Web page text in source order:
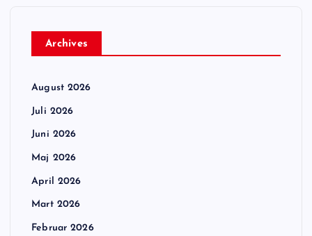
Archives
August 2026
Juli 2026
Juni 2026
Maj 2026
April 2026
Mart 2026
Februar 2026